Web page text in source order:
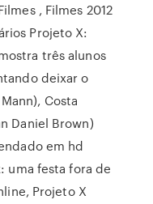
, Filmes 2012
Projeto X:
três alunos
deixar o
Costa
Daniel Brown)
em hd
uma festa fora de
Projeto X